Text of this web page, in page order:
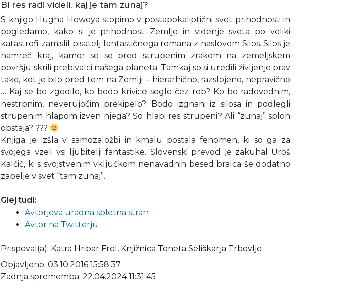
Bi res radi videli, kaj je tam zunaj?
S knjigo Hugha Howeya stopimo v postapokaliptični svet prihodnosti in
pogledamo, kako si je prihodnost Zemlje in videnje sveta po veliki
katastrofi zamislil pisatelj fantastičnega romana z naslovom Silos. Silos je
namreč kraj, kamor so se pred strupenim zrakom na zemeljskem
površju skrili prebivalci našega planeta. Tamkaj so si uredili življenje prav
tako, kot je bilo pred tem na Zemlji – hierarhično, razslojeno, nepravično
… Kaj se bo zgodilo, ko bodo krivice segle čez rob? Ko bo radovednim,
nestrpnim, neverujočim prekipelo? Bodo izgnani iz silosa in podlegli
strupenim hlapom izven njega? So hlapi res strupeni? Ali “zunaj” sploh
obstaja? ???
Knjiga je izšla v samozaložbi in kmalu postala fenomen, ki so ga za
svojega vzeli vsi ljubitelji fantastike. Slovenski prevod je zakuhal Uroš
Kalčič, ki s svojstvenim vključkom nenavadnih besed bralca še dodatno
zapelje v svet “tam zunaj”.
Glej tudi:
Avtorjeva uradna spletna stran
Avtor na Twitterju
Prispeval(a): Katra Hribar Frol , Knjižnica Toneta Seliškarja Trbovlje
Objavljeno: 03.10.2016 15:58:37
Zadnja sprememba: 22.04.2024 11:31:45